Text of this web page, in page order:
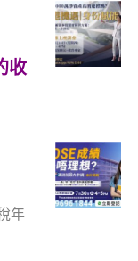
收
年